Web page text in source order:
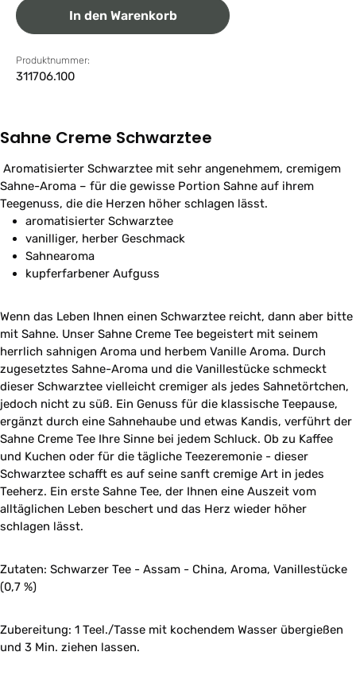
In den Warenkorb
Produktnummer:
311706.100
Sahne Creme Schwarztee
Aromatisierter Schwarztee mit sehr angenehmem, cremigem
Sahne-Aroma – für die gewisse Portion Sahne auf ihrem
Teegenuss, die die Herzen höher schlagen lässt.
aromatisierter Schwarztee
vanilliger, herber Geschmack
Sahnearoma
kupferfarbener Aufguss
Wenn das Leben Ihnen einen Schwarztee reicht, dann aber bitte
mit Sahne. Unser Sahne Creme Tee begeistert mit seinem
herrlich sahnigen Aroma und herbem Vanille Aroma. Durch
zugesetztes Sahne-Aroma und die Vanillestücke schmeckt
dieser Schwarztee vielleicht cremiger als jedes Sahnetörtchen,
jedoch nicht zu süß. Ein Genuss für die klassische Teepause,
ergänzt durch eine Sahnehaube und etwas Kandis, verführt der
Sahne Creme Tee Ihre Sinne bei jedem Schluck. Ob zu Kaffee
und Kuchen oder für die tägliche Teezeremonie - dieser
Schwarztee schafft es auf seine sanft cremige Art in jedes
Teeherz. Ein erste Sahne Tee, der Ihnen eine Auszeit vom
alltäglichen Leben beschert und das Herz wieder höher
schlagen lässt.
Zutaten: Schwarzer Tee - Assam - China, Aroma, Vanillestücke
(0,7 %)
Zubereitung: 1 Teel./Tasse mit kochendem Wasser übergießen
und 3 Min. ziehen lassen.